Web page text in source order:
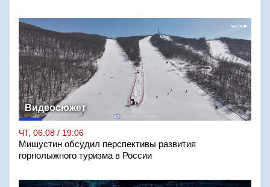
Видеосюжет
ЧТ, 06.08 / 19:06
Мишустин обсудил перспективы развития
горнолыжного туризма в России